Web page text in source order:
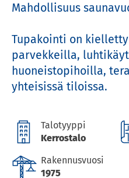
Mahdollisuus
Tupakointi on kielletty
parvekkeilla,
huoneistopihoilla,
yhteisissä tiloissa.
Talotyyppi
Kerrostalo
Rakennusvuosi
1975